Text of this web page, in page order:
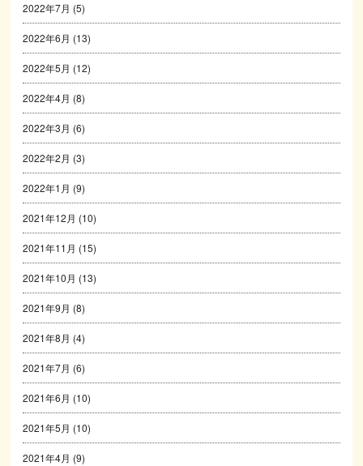
2022年7月 (5)
2022年6月 (13)
2022年5月 (12)
2022年4月 (8)
2022年3月 (6)
2022年2月 (3)
2022年1月 (9)
2021年12月 (10)
2021年11月 (15)
2021年10月 (13)
2021年9月 (8)
2021年8月 (4)
2021年7月 (6)
2021年6月 (10)
2021年5月 (10)
2021年4月 (9)